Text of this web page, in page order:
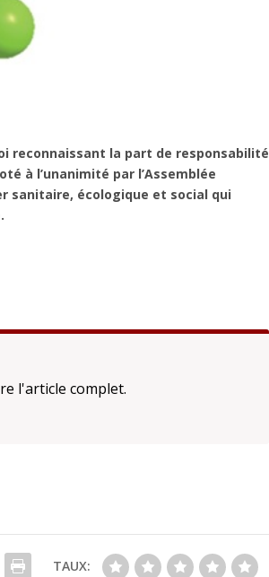
reconnaissant la part de responsabilité
à l’unanimité par l’Assemblée
sanitaire, écologique et social qui
l'article complet.
TAUX: